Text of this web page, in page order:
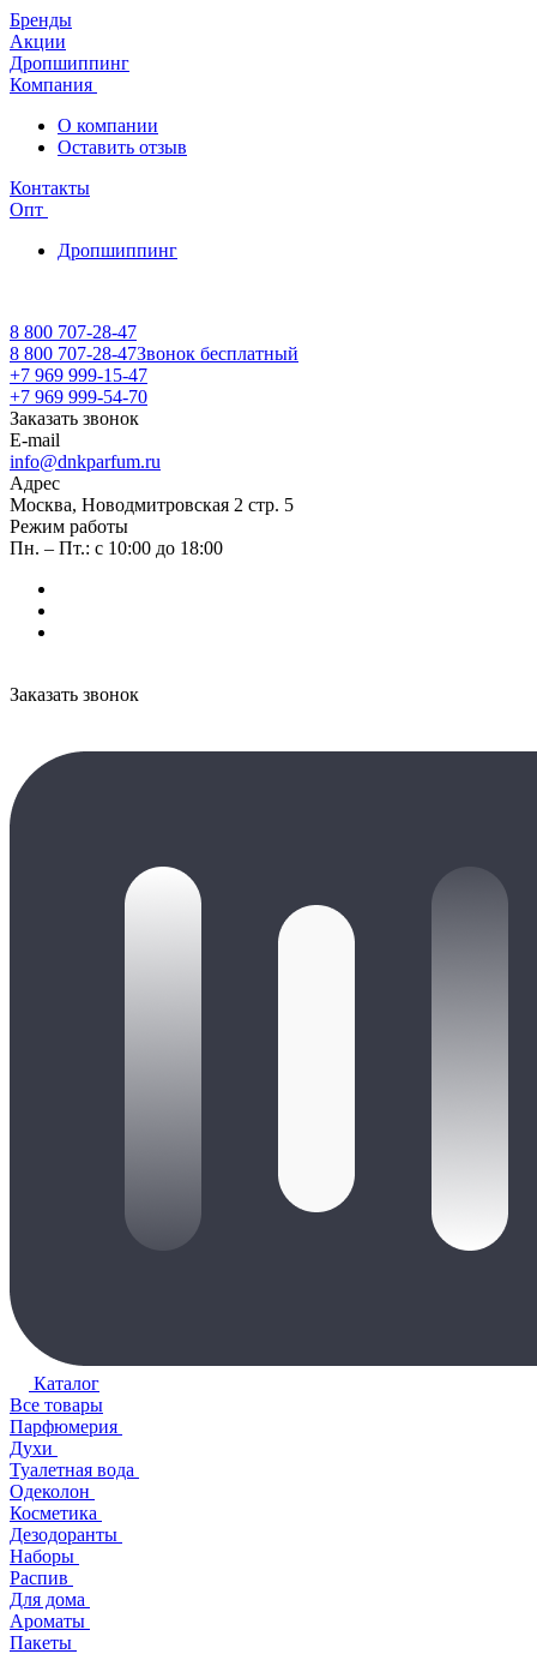
Бренды
Акции
Дропшиппинг
Компания
О компании
Оставить отзыв
Контакты
Опт
Дропшиппинг
8 800 707-28-47
8 800 707-28-47Звонок бесплатный
+7 969 999-15-47
+7 969 999-54-70
Заказать звонок
E-mail
info@dnkparfum.ru
Адрес
Москва, Новодмитровская 2 стр. 5
Режим работы
Пн. – Пт.: с 10:00 до 18:00
Заказать звонок
Каталог
Все товары
Парфюмерия
Духи
Туалетная вода
Одеколон
Косметика
Дезодоранты
Наборы
Распив
Для дома
Ароматы
Пакеты